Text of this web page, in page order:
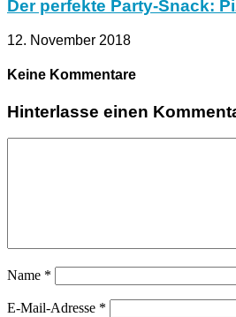
Der perfekte Party-Snack:
12. November 2018
Keine Kommentare
Hinterlasse einen
Name *
E-Mail-Adresse *